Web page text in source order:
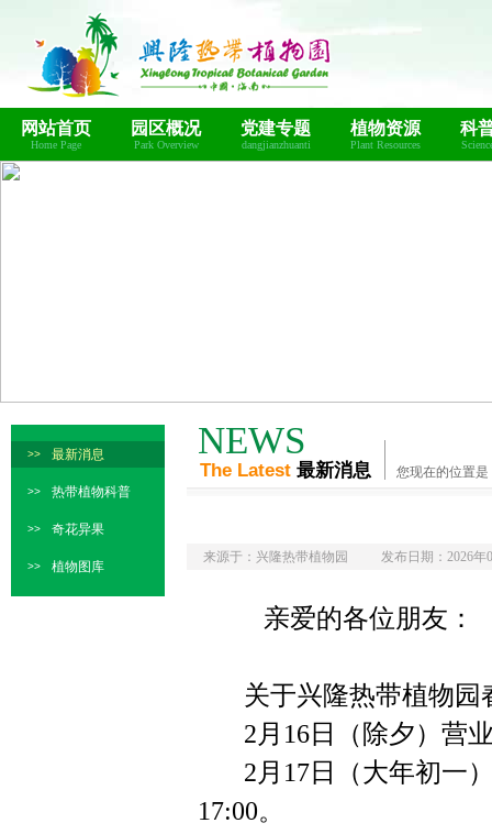
网站首页
Home Page
园区概况
Park Overview
党建专题
dangjianzhuanti
植物资源
Plant Resources
科
>> 最新消息
>> 热带植物科普
>> 奇花异果
>> 植物图库
NEWS
The Latest 最新消息 您现在的位置是
来源于：兴隆热带植物园 发布日期：2026年
亲爱的各位朋友：
关于兴隆热带植物园
2月16日（除夕）营业
2月17日（大年初一）
17:00。